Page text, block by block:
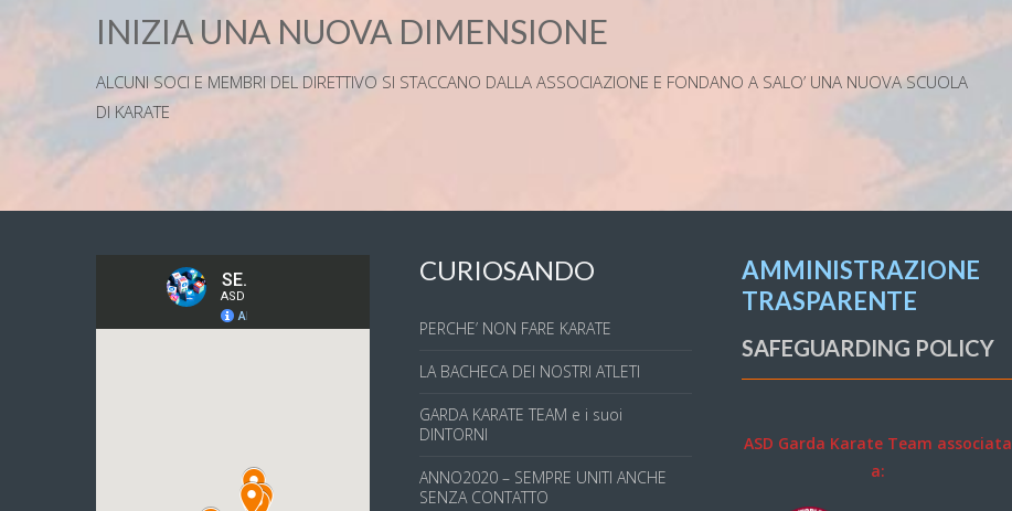
INIZIA UNA NUOVA DIMENSIONE
ALCUNI SOCI E MEMBRI DEL DIRETTIVO SI STACCANO DALLA ASSOCIAZIONE E FONDANO A SALO’ UNA NUOVA SCUOLA
DI KARATE
CURIOSANDO
PERCHE’ NON FARE KARATE
LA BACHECA DEI NOSTRI ATLETI
GARDA KARATE TEAM e i suoi
DINTORNI
ANNO2020 – SEMPRE UNITI ANCHE
SENZA CONTATTO
AMMINISTRAZIONE
TRASPARENTE
SAFEGUARDING POLICY
ASD Garda Karate Team associata
a: